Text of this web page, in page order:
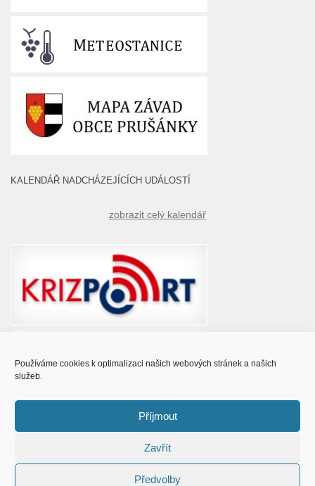
Používáme cookies k optimalizaci našich webových stránek a našich
služeb.
Příjmout
Zavřít
Předvolby
KALENDÁŘ NADCHÁZEJÍCÍCH UDÁLOSTÍ
zobrazit celý kalendář
© Obec Prušánky 2015 - 2023